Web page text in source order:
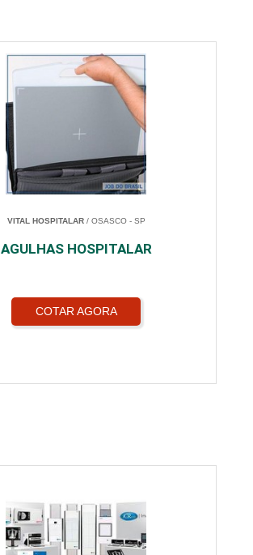
VITAL HOSPITALAR/ OSASCO - SP
AGULHAS HOSPITALAR
COTAR AGORA